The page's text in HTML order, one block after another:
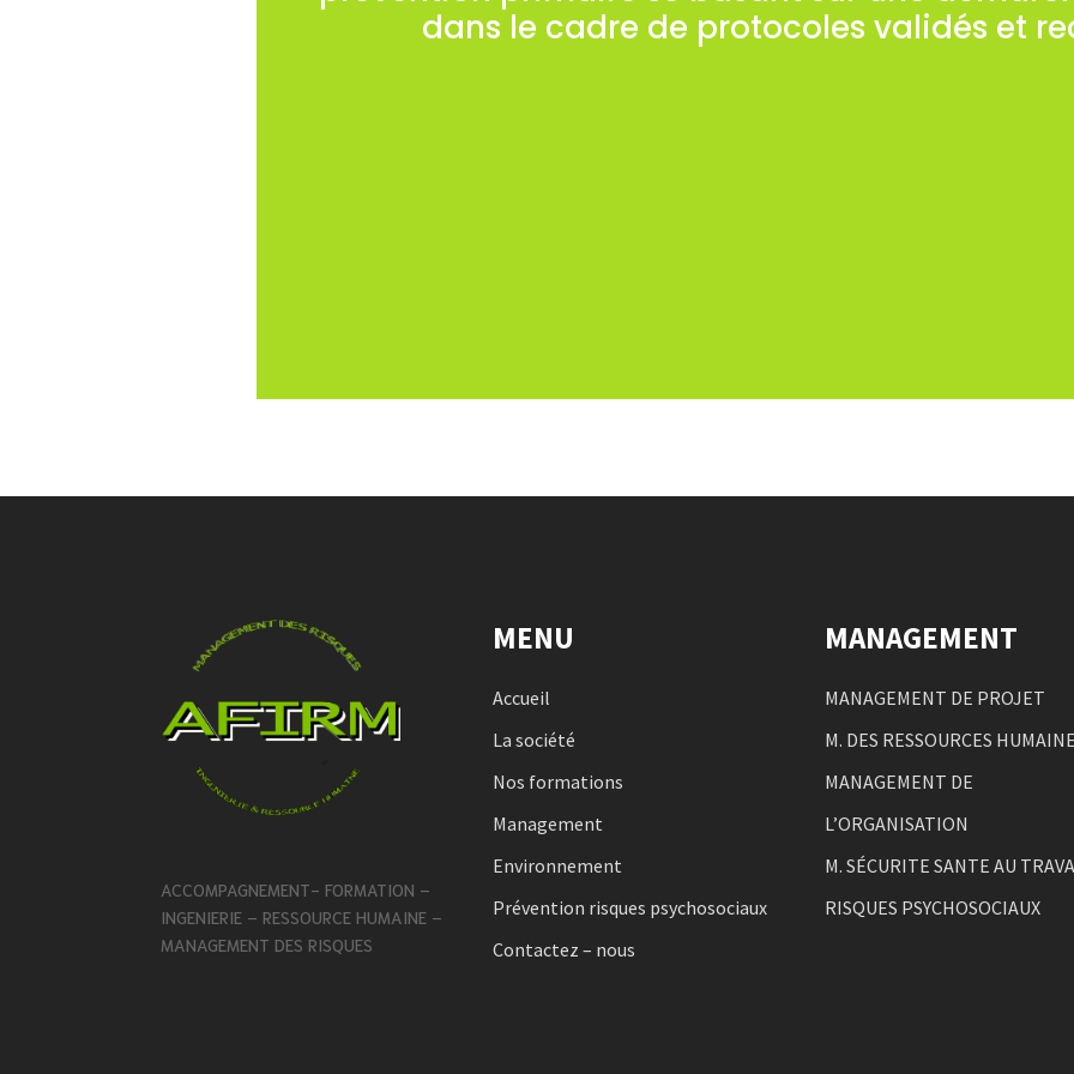
dans le cadre de protocoles validés et
ACCOMPAGNEMENT- FORMATION –
INGENIERIE – RESSOURCE HUMAINE –
MANAGEMENT DES RISQUES
MENU
Accueil
La société
Nos formations
Management
Environnement
Prévention risques psychosociaux
Contactez – nous
MANAGEMENT
MANAGEMENT DE PROJET
M. DES RESSOURCES
MANAGEMENT DE
L’ORGANISATION
M. SÉCURITE SANTE AU
RISQUES PSYCHOSOCIAUX